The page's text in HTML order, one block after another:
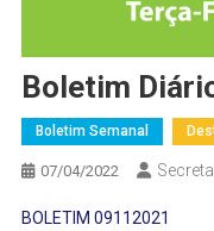
Boletim
Boletim Semanal
07/04/2022
BOLETIM 09112021